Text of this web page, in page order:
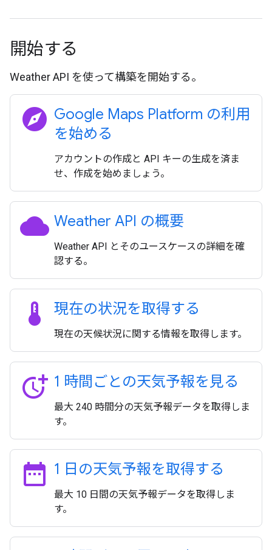
開始する
Weather API を使って構築を開始する。
explore Google Maps Platform の利用
を始める
アカウントの作成と API キーの生成を済ま
せ、作成を始めましょう。
cloud Weather API の概要
Weather API とそのユースケースの詳細を確
認する。
thermostat 現在の状況を取得する
現在の天候状況に関する情報を取得します。
more_time 1 時間ごとの天気予報を見る
最大 240 時間分の天気予報データを取得しま
す。
date_range 1 日の天気予報を取得する
最大 10 日間の天気予報データを取得しま
す。